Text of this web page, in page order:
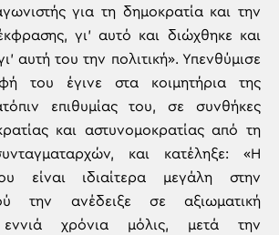
για τη δημοκρατία και την
γι’ αυτό και διώχθηκε και
αυτή του την πολιτική». Υπενθύμισε
του έγινε στα κοιμητήρια της
επιθυμίας του, σε συνθήκες
και αστυνομοκρατίας από τη
και κατέληξε: «Η
είναι ιδιαίτερα μεγάλη στην
την ανέδειξε σε αξιωματική
εννιά χρόνια μόλις, μετά την